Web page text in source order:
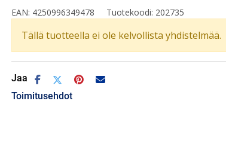
EAN: 4250996349478 Tuotekoodi: 202735
Tällä tuotteella ei ole kelvollista yhdistelmää.
Jaa
Toimitusehdot